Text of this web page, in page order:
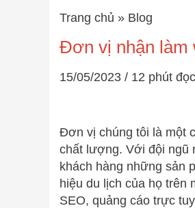
Trang chủ » Blog
Đơn vị nhận làm
15/05/2023 / 12 phút đọc
Đơn vị chúng tôi là một
chất lượng. Với đội ngũ
khách hàng những sản
hiệu du lịch của họ trên
SEO, quảng cáo trực